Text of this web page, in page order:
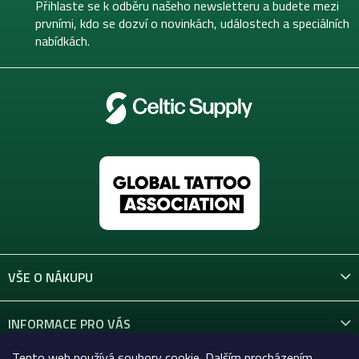
Přihlaste se k odběru našeho newsletteru a budete mezi
prvními, kdo se dozví o novinkách, událostech a speciálních
nabídkách.
VŠE O NÁKUPU
INFORMACE PRO VÁS